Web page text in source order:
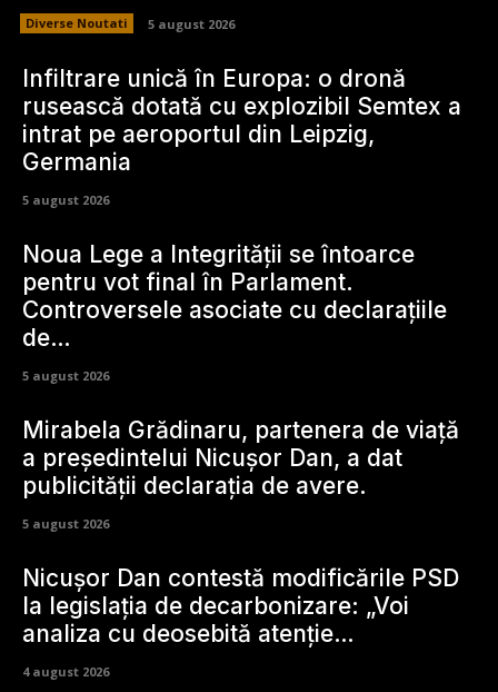
Diverse Noutati 5 august 2026
Infiltrare unică în Europa: o dronă
rusească dotată cu explozibil Semtex a
intrat pe aeroportul din Leipzig,
Germania
5 august 2026
Noua Lege a Integrității se întoarce
pentru vot final în Parlament.
Controversele asociate cu declarațiile
de…
5 august 2026
Mirabela Grădinaru, partenera de viață
a președintelui Nicușor Dan, a dat
publicității declarația de avere.
5 august 2026
Nicușor Dan contestă modificările PSD
la legislația de decarbonizare: „Voi
analiza cu deosebită atenție…
4 august 2026